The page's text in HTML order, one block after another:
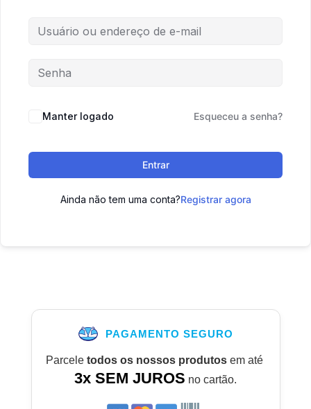
Manter logado Esqueceu a senha?
Entrar
Ainda não tem uma conta?Registrar agora
PAGAMENTO SEGURO
Parcele todos os nossos produtosem até
3x SEM JUROS no cartão.